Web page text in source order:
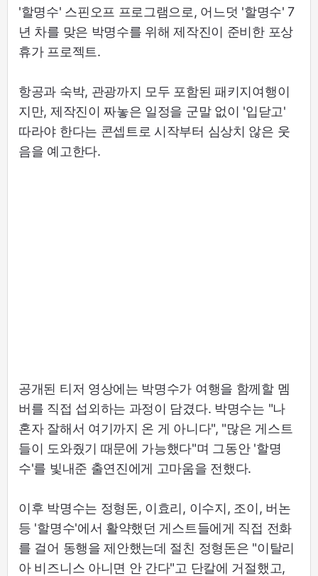
'할명수' 스핀오프 프로그램으로, 어느덧 '할명수' 7
년 차를 맞은 박명수를 위해 제작진이 준비한 포상
휴가 프로젝트.
항공과 숙박, 관광까지 모두 포함된 패키지여행이
지만, 제작진이 짜놓은 일정을 군말 없이 '입닫고'
따라야 한다는 콘셉트로 시작부터 심상치 않은 웃
음을 예고한다.
공개된 티저 영상에는 박명수가 여행을 함께할 멤
버를 직접 섭외하는 과정이 담겼다. 박명수는 "나
혼자 잘해서 여기까지 온 게 아니다", "많은 게스트
들이 도와줬기 때문에 가능했다"며 그동안 '할명
수'를 빛내준 출연진에게 고마움을 전했다.
이후 박명수는 정형돈, 이효리, 이수지, 조이, 버논
등 '할명수'에서 활약했던 게스트들에게 직접 전화
를 걸어 동행을 제안했는데 절친 정형돈은 "이탈리
아 비즈니스 아니면 안 간다"고 단칼에 거절했고,